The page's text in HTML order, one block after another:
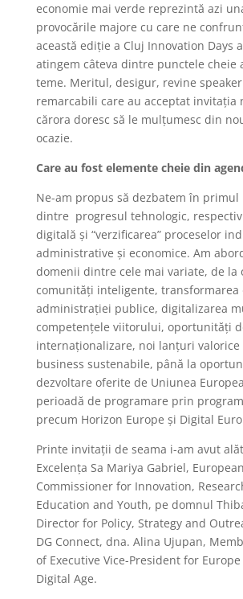
economie mai verde reprezintă azi
provocările majore cu care ne
această ediție a Cluj Innovation Days
atingem câteva dintre punctele cheie
teme. Meritul, desigur, revine
remarcabili care au acceptat invitația
cărora doresc să le mulțumesc din
ocazie.
Care au fost elemente cheie din
Ne-am propus să dezbatem în primul
dintre progresul tehnologic,
digitală și “verzificarea” proceselor
administrative și economice. Am
domenii dintre cele mai variate, de la
comunități inteligente, transformarea
administrației publice, digitalizarea
competențele viitorului, oportunități
internaționalizare, noi lanțuri valorice
business sustenabile, până la
dezvoltare oferite de Uniunea
perioadă de programare prin
precum Horizon Europe și Digital
Printe invitații de seama i-am avut
Excelența Sa Mariya Gabriel, European
Commissioner for Innovation,
Education and Youth, pe domnul
Director for Policy, Strategy and
DG Connect, dna. Alina Ujupan,
of Executive Vice-President for
Digital Age.